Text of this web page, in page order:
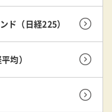
ド（日経225）
均）